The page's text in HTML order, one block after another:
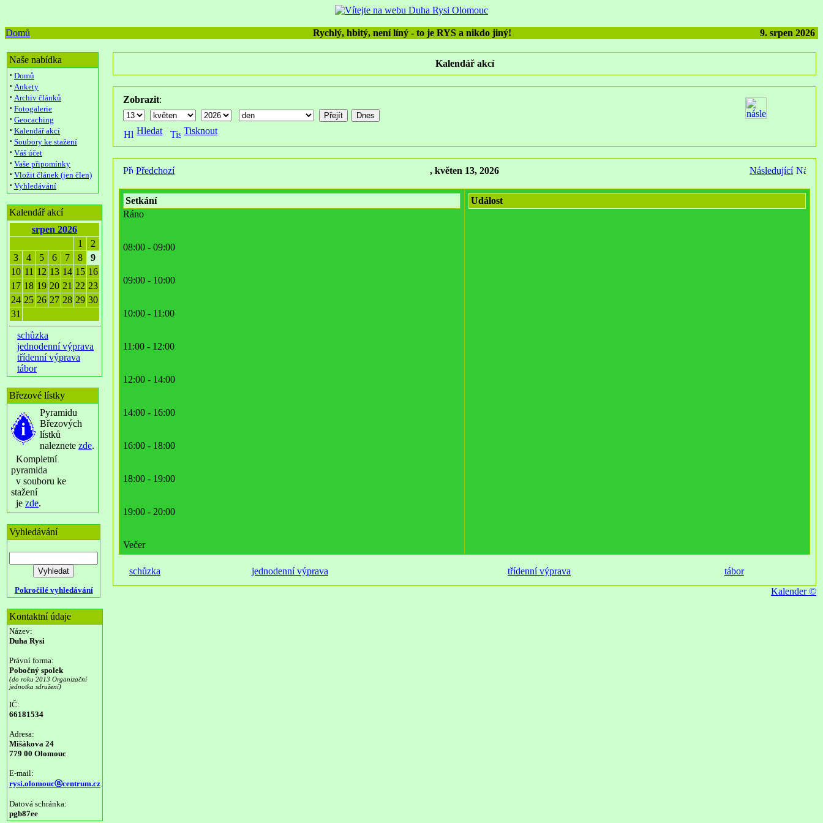
Domů Rychlý, hbitý, není líný - to je RYS a nikdo jiný! 9. srpen 2026
Naše nabídka
· Domů
· Ankety
· Archiv článků
· Fotogalerie
· Geocaching
· Kalendář akcí
· Soubory ke stažení
· Váš účet
· Vaše připomínky
· Vložit článek (jen člen)
· Vyhledávání
Kalendář akcí
srpen 2026
1
2
3
4 5 6 7 8
9
10 11 12 13 14 15 16
17 18 19 20 21 22 23
24 25 26 27 28 29 30
31
schůzka
jednodenní výprava
třídenní výprava
tábor
Březové lístky
Pyramidu
Březových
lístků
naleznete zde.
Kompletní
pyramida
v souboru ke
stažení
je zde.
Vyhledávání
Pokročilé vyhledávání
Kontaktní údaje
Název:
Duha Rysi
Právní forma:
Pobočný spolek
(do roku 2013 Organizační
jednotka sdružení)
IČ:
66181534
Adresa:
Mišákova 24
779 00 Olomouc
E-mail:
rysi.olomoucⓐcentrum.cz
Datová schránka:
pgb87ee
Kalendář akcí
Zobrazit:
Hledat Tisknout
Předchozí , květen 13, 2026 Následující
Setkání
Ráno
08:00 - 09:00
09:00 - 10:00
10:00 - 11:00
11:00 - 12:00
12:00 - 14:00
14:00 - 16:00
16:00 - 18:00
18:00 - 19:00
19:00 - 20:00
Večer
Událost
schůzka jednodenní výprava třídenní výprava
tábor
Kalender ©